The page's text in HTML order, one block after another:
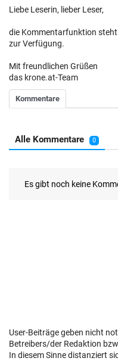
Liebe Leserin, lieber Leser,
die Kommentarfunktion
zur Verfügung.
Mit freundlichen Grüßen
das krone.at-Team
User-Beiträge geben nicht
Betreibers/der Redaktion
In diesem Sinne distanziert